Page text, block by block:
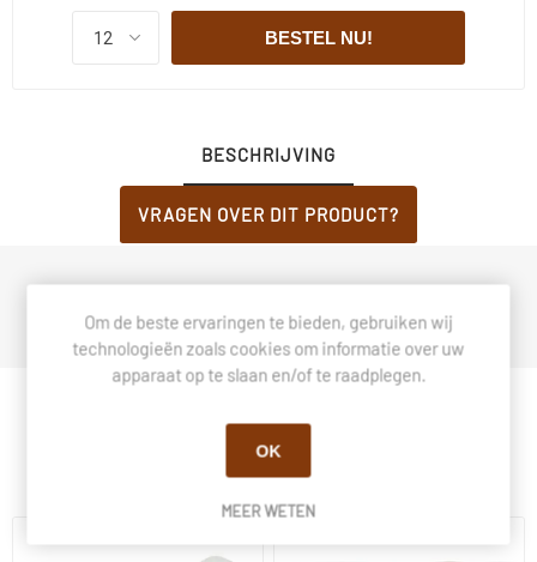
BESTEL NU!
BESCHRIJVING
VRAGEN OVER DIT PRODUCT?
Klanten die dit kochten, kochten ook.
Om de beste ervaringen te bieden, gebruiken wij
technologieën zoals cookies om informatie over uw
apparaat op te slaan en/of te raadplegen.
OK
MEER WETEN